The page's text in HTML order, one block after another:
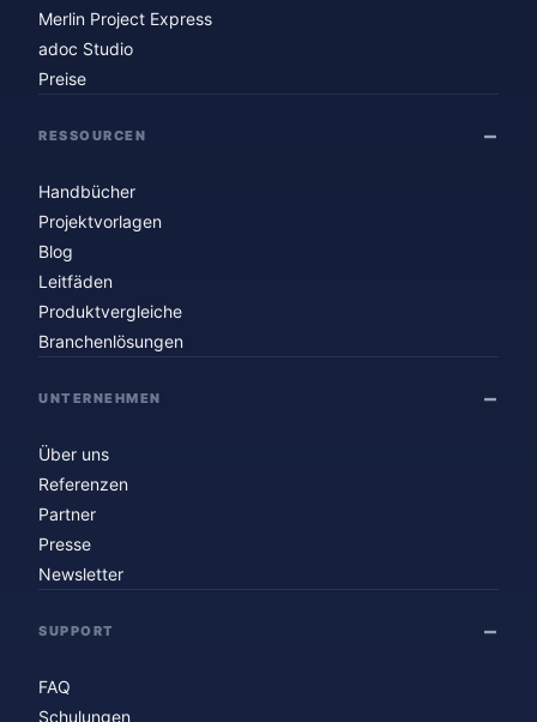
Merlin Project Express
adoc Studio
Preise
RESSOURCEN
Handbücher
Projektvorlagen
Blog
Leitfäden
Produktvergleiche
Branchenlösungen
UNTERNEHMEN
Über uns
Referenzen
Partner
Presse
Newsletter
SUPPORT
FAQ
Schulungen